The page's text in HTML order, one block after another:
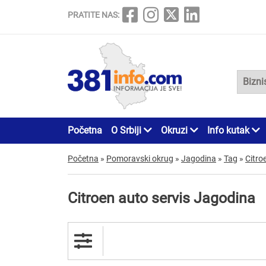
PRATITE NAS:
Početna O Srbiji Okruzi Info kutak
Početna » Pomoravski okrug » Jagodina » Tag »
Citroen auto servis Jagodina